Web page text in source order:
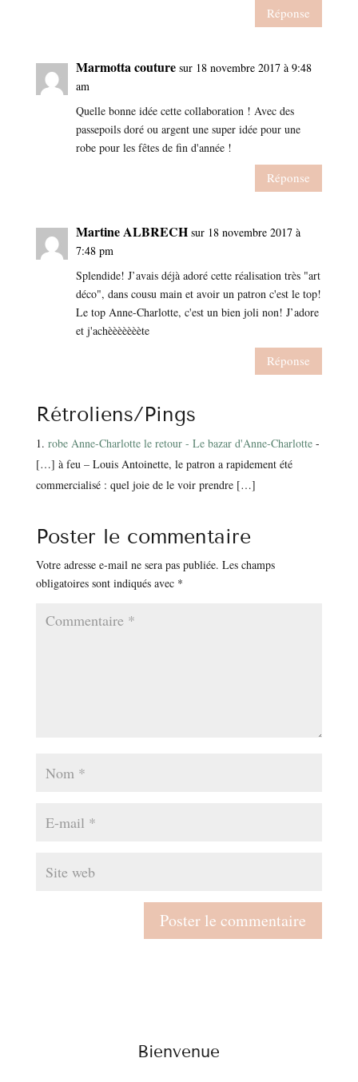
Réponse
Marmotta couture sur 18 novembre 2017 à 9:48
am
Quelle bonne idée cette collaboration ! Avec des
passepoils doré ou argent une super idée pour une
robe pour les fêtes de fin d'année !
Réponse
Martine ALBRECH sur 18 novembre 2017 à
7:48 pm
Splendide! J’avais déjà adoré cette réalisation très "art
déco", dans cousu main et avoir un patron c'est le top!
Le top Anne-Charlotte, c'est un bien joli non! J’adore
et j'achèèèèèèète
Réponse
Rétroliens/Pings
robe Anne-Charlotte le retour - Le bazar d'Anne-Charlotte-
[…] à feu – Louis Antoinette, le patron a rapidement été
commercialisé : quel joie de le voir prendre […]
Poster le commentaire
Votre adresse e-mail ne sera pas publiée. Les champs
obligatoires sont indiqués avec *
Bienvenue